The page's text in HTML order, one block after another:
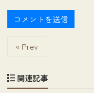
« Prev
関連記事